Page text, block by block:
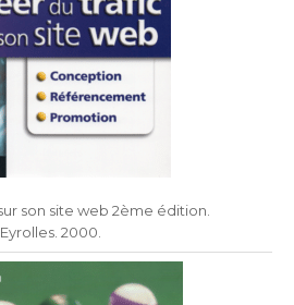
son site web 2ème édition.
Eyrolles. 2000.